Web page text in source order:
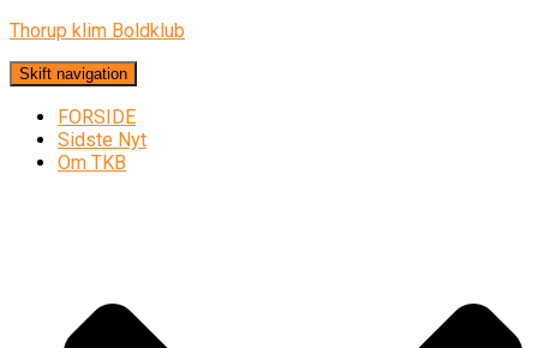
Thorup klim Boldklub
Skift navigation
FORSIDE
Sidste Nyt
Om TKB